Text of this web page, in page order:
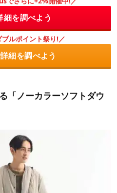
細を調べよう
ルポイント祭り!／
細を調べよう
「ノーカラーソフトダウ